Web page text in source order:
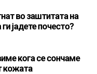
во заштитата на
јадете почесто?
кога се сончаме
кожата